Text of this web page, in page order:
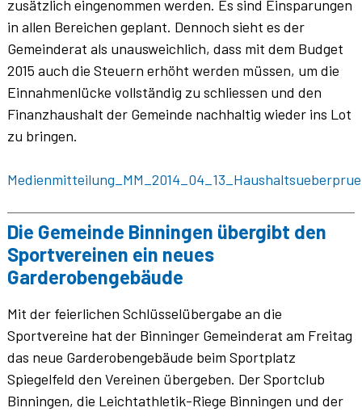
zusätzlich eingenommen werden. Es sind Einsparungen
in allen Bereichen geplant. Dennoch sieht es der
Gemeinderat als unausweichlich, dass mit dem Budget
2015 auch die Steuern erhöht werden müssen, um die
Einnahmenlücke vollständig zu schliessen und den
Finanzhaushalt der Gemeinde nachhaltig wieder ins Lot
zu bringen.
Die Gemeinde Binningen übergibt den
Sportvereinen ein neues
Garderobengebäude
Mit der feierlichen Schlüsselübergabe an die
Sportvereine hat der Binninger Gemeinderat am Freitag
das neue Garderobengebäude beim Sportplatz
Spiegelfeld den Vereinen übergeben. Der Sportclub
Binningen, die Leichtathletik-Riege Binningen und der